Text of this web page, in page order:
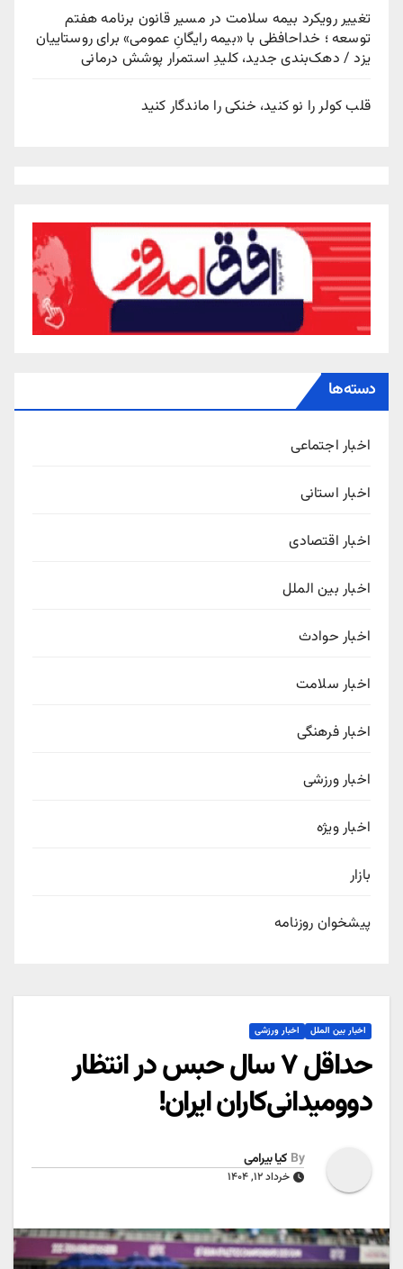
تغییر رویکرد بیمه سلامت در مسیر قانون برنامه هفتم
توسعه ؛ خداحافظی با «بیمه رایگانِ عمومی» برای روستاییان
یزد / دهک‌بندی جدید، کلیدِ استمرار پوشش درمانی
قلب کولر را نو کنید، خنکی را ماندگار کنید
دسته‌ها
اخبار اجتماعی
اخبار استانی
اخبار اقتصادی
اخبار بین الملل
اخبار حوادث
اخبار سلامت
اخبار فرهنگی
اخبار ورزشی
اخبار ویژه
بازار
پیشخوان روزنامه
اخبار بین الملل اخبار ورزشی
حداقل ۷ سال حبس در انتظار
دوومیدانی‌کاران ایران!
By کیا بیرامی
خرداد ۱۲, ۱۴۰۴